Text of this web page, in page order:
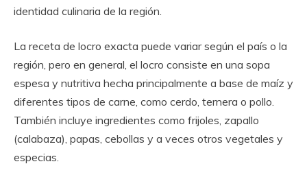
identidad culinaria de la región.
La receta de locro exacta puede variar según el país o la
región, pero en general, el locro consiste en una sopa
espesa y nutritiva hecha principalmente a base de maíz y
diferentes tipos de carne, como cerdo, ternera o pollo.
También incluye ingredientes como frijoles, zapallo
(calabaza), papas, cebollas y a veces otros vegetales y
especias.